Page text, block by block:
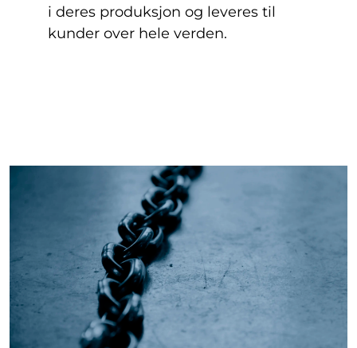
i deres produksjon og leveres til
kunder over hele verden.